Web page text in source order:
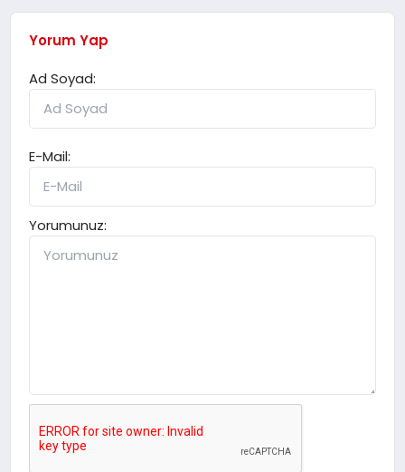
Yorum Yap
Ad Soyad:
E-Mail:
Yorumunuz: